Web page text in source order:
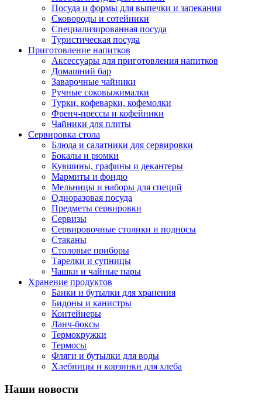
Посуда и формы для выпечки и запекания
Сковороды и сотейники
Специализированная посуда
Туристическая посуда
Приготовление напитков
Аксессуары для приготовления напитков
Домашний бар
Заварочные чайники
Ручные соковыжималки
Турки, кофеварки, кофемолки
Френч-прессы и кофейники
Чайники для плиты
Сервировка стола
Блюда и салатники для сервировки
Бокалы и рюмки
Кувшины, графины и декантеры
Мармиты и фондю
Мельницы и наборы для специй
Одноразовая посуда
Предметы сервировки
Сервизы
Сервировочные столики и подносы
Стаканы
Столовые приборы
Тарелки и супницы
Чашки и чайные пары
Хранение продуктов
Банки и бутылки для хранения
Бидоны и канистры
Контейнеры
Ланч-боксы
Термокружки
Термосы
Фляги и бутылки для воды
Хлебницы и корзинки для хлеба
Наши новости